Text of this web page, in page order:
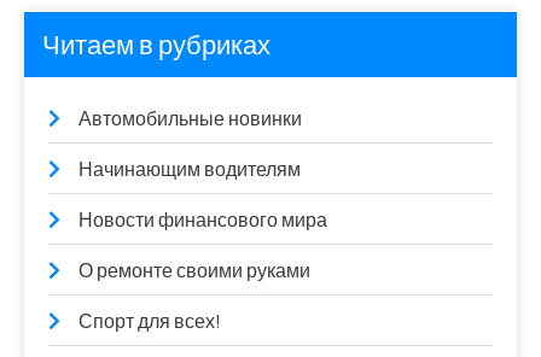
Читаем в рубриках
Автомобильные новинки
Начинающим водителям
Новости финансового мира
О ремонте своими руками
Спорт для всех!